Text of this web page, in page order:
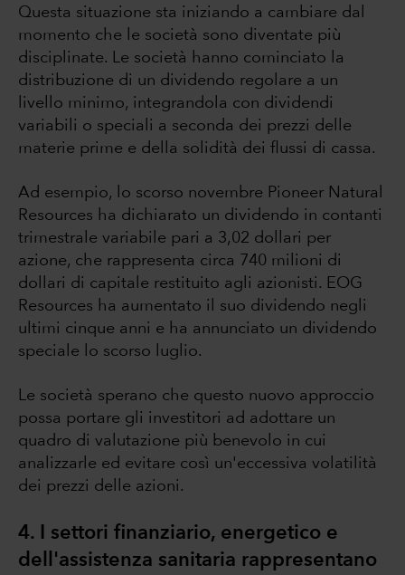
Questa situazione sta iniziando a cambiare dal
momento che le società sono diventate più
disciplinate. Le società hanno cominciato la
distribuzione di un dividendo regolare a un
livello minimo, integrandola con dividendi
variabili o speciali a seconda dei prezzi delle
materie prime e della solidità dei flussi di cassa.
Ad esempio, lo scorso novembre Pioneer Natural
Resources ha dichiarato un dividendo in contanti
trimestrale variabile pari a 3,02 dollari per
azione, che rappresenta circa 740 milioni di
dollari di capitale restituito agli azionisti. EOG
Resources ha aumentato il suo dividendo negli
ultimi cinque anni e ha annunciato un dividendo
speciale lo scorso luglio.
Le società sperano che questo nuovo approccio
possa portare gli investitori ad adottare un
quadro di valutazione più benevolo in cui
analizzarle ed evitare così un'eccessiva volatilità
dei prezzi delle azioni.
4. I settori finanziario, energetico e
dell'assistenza sanitaria rappresentano